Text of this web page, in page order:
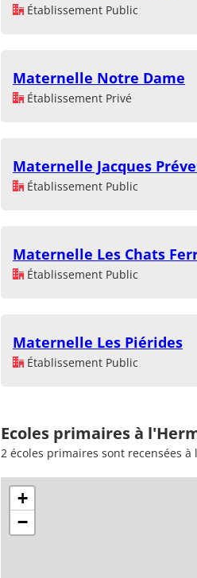
Établissement Public
Maternelle Notre Dame
Établissement Privé
Maternelle Jacques
Établissement Public
Maternelle Les Chats
Établissement Public
Maternelle Les Piérides
Établissement Public
Ecoles primaires à
2 écoles primaires sont recensées à
+
−